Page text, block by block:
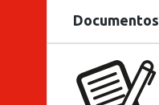
Documentos